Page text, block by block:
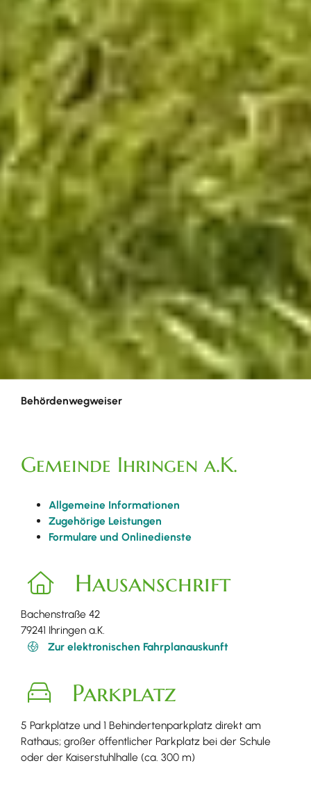
Behördenwegweiser
Gemeinde Ihringen a.K.
Allgemeine Informationen
Zugehörige Leistungen
Formulare und Onlinedienste
Hausanschrift
Bachenstraße 42
79241 Ihringen a.K.
Zur elektronischen Fahrplanauskunft
Parkplatz
5 Parkplätze und 1 Behindertenparkplatz direkt am
Rathaus; großer öffentlicher Parkplatz bei der Schule
oder der Kaiserstuhlhalle (ca. 300 m)